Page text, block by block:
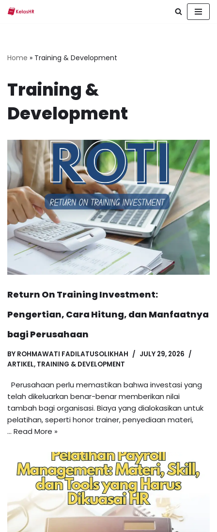
Home » Training & Development
Training &
Development
Return On Training Investment:
Pengertian, Cara Hitung, dan Manfaatnya
bagi Perusahaan
BY ROHMAWATI FADILATUSOLIKHAH
JULY 29, 2026
ARTIKEL, TRAINING & DEVELOPMENT
Perusahaan perlu memastikan bahwa investasi yang
telah dikeluarkan benar-benar memberikan nilai
tambah bagi organisasi. Biaya yang dialokasikan untuk
pelatihan, seperti honor trainer, penyediaan materi,
… Read More »